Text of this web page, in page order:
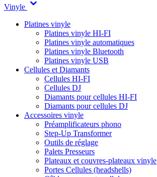
Vinyle
Platines vinyle
Platines vinyle HI-FI
Platines vinyle automatiques
Platines vinyle Bluetooth
Platines vinyle USB
Cellules et Diamants
Cellules HI-FI
Cellules DJ
Diamants pour cellules HI-FI
Diamants pour cellules DJ
Accessoires vinyle
Préamplificateurs phono
Step-Up Transformer
Outils de réglage
Palets Presseurs
Plateaux et couvres-plateaux vinyle
Portes Cellules (headshells)